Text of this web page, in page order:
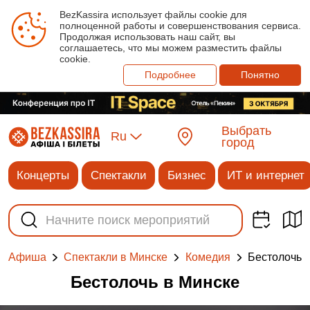
BezKassira использует файлы cookie для
полноценной работы и совершенствования сервиса.
Продолжая использовать наш сайт, вы
соглашаетесь, что мы можем разместить файлы
cookie.
Подробнее
Понятно
Ru
Выбрать
город
Концерты Спектакли Бизнес ИТ и интернет
Афиша Спектакли в Минске Комедия Бестолочь
Бестолочь в Минске